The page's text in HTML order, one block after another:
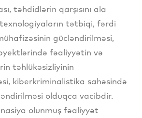
təhdidlərin qarşısını ala
tətbiqi, fərdi
gücləndirilməsi,
fəaliyyətin və
təhlükəsizliyinin
kiberkriminalistika sahəsində
olduqca vacibdir.
olunmuş fəaliyyət